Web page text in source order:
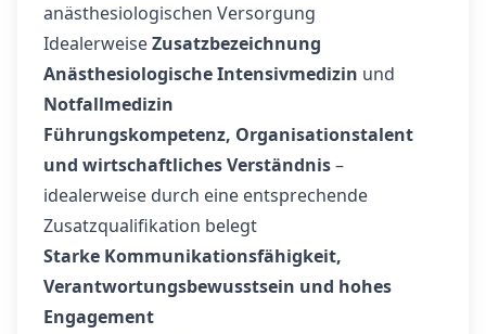
anästhesiologischen Versorgung
IdealerweiseZusatzbezeichnung
Anästhesiologische Intensivmedizin und
Notfallmedizin
Führungskompetenz, Organisationstalent
und wirtschaftliches Verständnis–
idealerweise durch eine entsprechende
Zusatzqualifikation belegt
Starke Kommunikationsfähigkeit,
Verantwortungsbewusstsein und hohes
Engagement